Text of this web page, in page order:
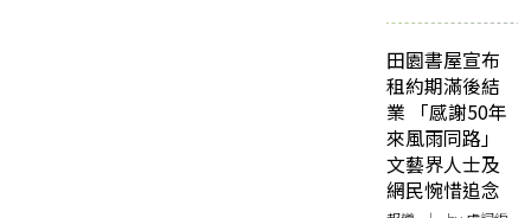
田園書屋宣布
租約期滿後結
業 「感謝50年
來風雨同路」
文藝界人士及
網民惋惜追念